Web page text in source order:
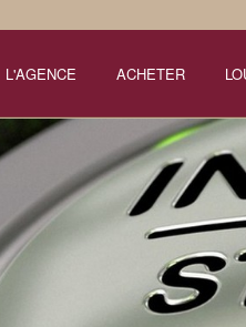
L'AGENCE ACHETER